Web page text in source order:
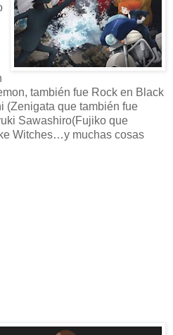
también fue Rock en Black
(Zenigata que también fue
Sawashiro(Fujiko que
Witches…y muchas cosas